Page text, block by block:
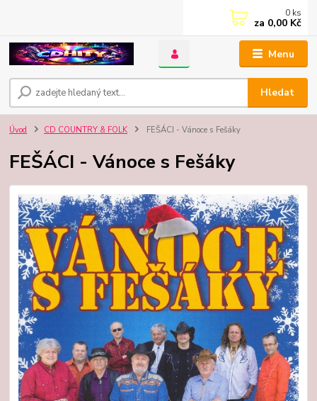
Menu
Hledat
0 ks
za 0,00 Kč
Úvod CD COUNTRY & FOLK FEŠÁCI - Vánoce s Fešáky
FEŠÁCI - Vánoce s Fešáky